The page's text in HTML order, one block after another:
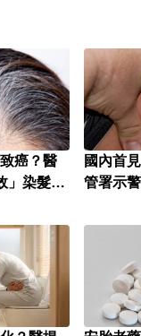
癌？醫
」染髮劑
國內首
管署示